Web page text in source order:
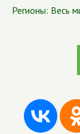
Регионы: Весь